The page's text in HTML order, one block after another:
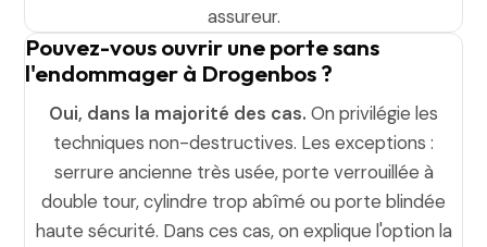
assureur.
Pouvez-vous ouvrir une porte sans
l'endommager à Drogenbos ?
Oui, dans la majorité des cas. On privilégie les
techniques non-destructives. Les exceptions :
serrure ancienne très usée, porte verrouillée à
double tour, cylindre trop abîmé ou porte blindée
haute sécurité. Dans ces cas, on explique l'option la